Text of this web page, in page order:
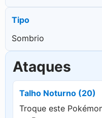
Tipo
Sombrio
Ataques
Talho Noturno (20)
Troque este